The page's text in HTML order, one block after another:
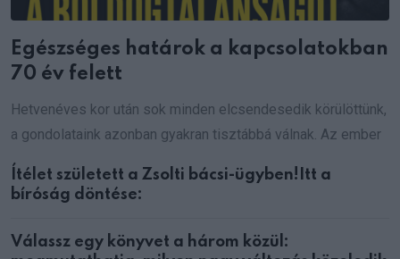
Egészséges határok a kapcsolatokban
70 év felett
Hetvenéves kor után sok minden elcsendesedik körülöttünk,
a gondolataink azonban gyakran tisztábbá válnak. Az ember
Ítélet született a Zsolti bácsi-ügyben!Itt a
bíróság döntése:
Válassz egy könyvet a három közül: